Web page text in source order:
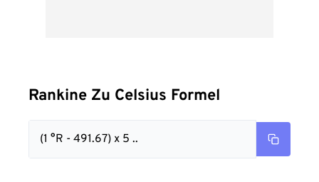
Rankine Zu Celsius Formel
(1 °R - 491.67) x 5 ..